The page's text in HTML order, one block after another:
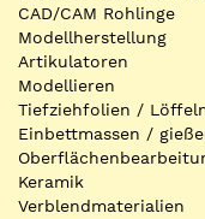
CAD/CAM Rohlinge
Modellherstellung
Artikulatoren
Modellieren
Tiefziehfolien /
Einbettmassen /
Keramik
Verblendmaterialien